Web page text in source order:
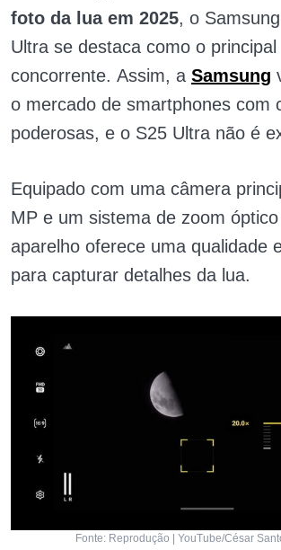
foto da lua em 2025, o
Ultra se destaca como o principal
concorrente. Assim, a Samsung
o mercado de smartphones com
poderosas, e o S25 Ultra não é
Equipado com uma câmera
MP e um sistema de zoom
aparelho oferece uma qualidade
para capturar detalhes da lua.
Fonte: Reprodução | YouTube/César